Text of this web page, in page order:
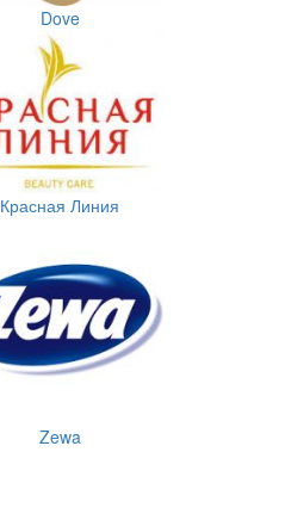
Dove
Красная Линия
Zewa